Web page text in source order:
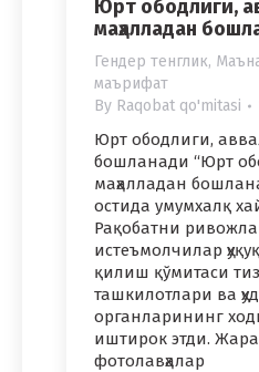
Юрт ободлиги,
маҳалладaн
Гендер тенглик,
маърифат
By Raqobat qo'mitasi
Юрт ободлиги,
бошланади “Юрт
маҳалладaн
остида умумхалқ
Рақобатни
истеъмолчилар
қилиш қўмитаси
ташкилотлари ва
органларининг
иштирок этди.
фотолавҳалар